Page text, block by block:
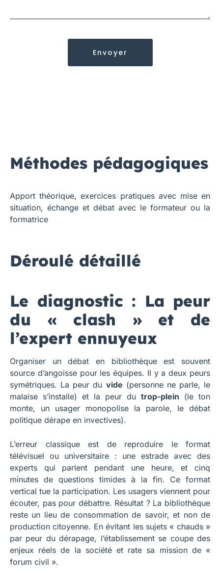
Envoyer
Méthodes pédagogiques
Apport théorique, exercices pratiques avec mise en
situation, échange et débat avec le formateur ou la
formatrice
Déroulé détaillé
Le diagnostic : La peur
du « clash » et de
l’expert ennuyeux
Organiser un débat en bibliothèque est souvent
source d’angoisse pour les équipes. Il y a deux peurs
symétriques. La peur du vide (personne ne parle, le
malaise s’installe) et la peur du trop-plein (le ton
monte, un usager monopolise la parole, le débat
politique dérape en invectives).
L’erreur classique est de reproduire le format
télévisuel ou universitaire : une estrade avec des
experts qui parlent pendant une heure, et cinq
minutes de questions timides à la fin. Ce format
vertical tue la participation. Les usagers viennent pour
écouter, pas pour débattre. Résultat ? La bibliothèque
reste un lieu de consommation de savoir, et non de
production citoyenne. En évitant les sujets « chauds »
par peur du dérapage, l’établissement se coupe des
enjeux réels de la société et rate sa mission de «
forum civil ».